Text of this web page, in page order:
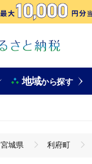
地域から探す
宮城県 利府町